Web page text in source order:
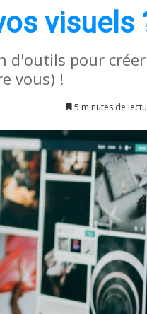
visuels
d'outils pour créer
vous) !
5 minutes de